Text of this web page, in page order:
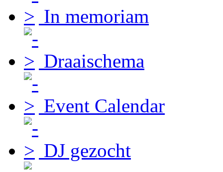
In memoriam
Draaischema
Event Calendar
DJ gezocht